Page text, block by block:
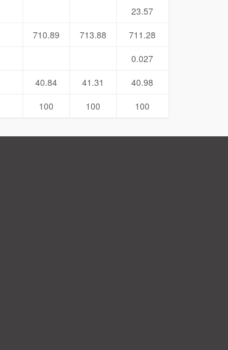
23.57
710.89 713.88
711.28
0.027
40.84 41.31
40.98
100 100 100